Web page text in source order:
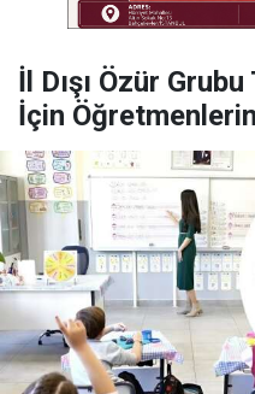
İl Dışı Özür
İçin